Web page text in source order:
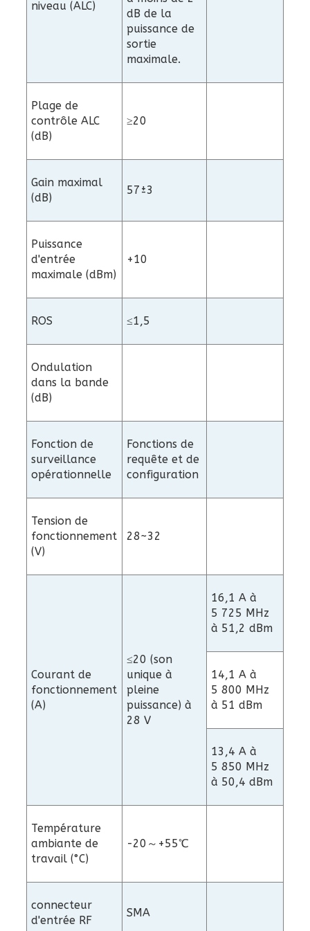
niveau (ALC)
dB de la
puissance de
sortie
maximale.
Plage de
contrôle ALC
(dB)
≥20
Gain maximal
(dB)
57±3
Puissance
d'entrée
maximale (dBm)
+10
ROS ≤1,5
Ondulation
dans la bande
(dB)
Fonction de
surveillance
opérationnelle
Fonctions de
requête et de
configuration
Tension de
fonctionnement
(V)
28~32
Courant de
fonctionnement
(A)
≤20 (son
unique à
pleine
puissance) à
28 V
16,1 A à
5 725 MHz
à 51,2 dBm
14,1 A à
5 800 MHz
à 51 dBm
13,4 A à
5 850 MHz
à 50,4 dBm
Température
ambiante de
travail (°C)
-20～+55℃
connecteur
d'entrée RF
SMA